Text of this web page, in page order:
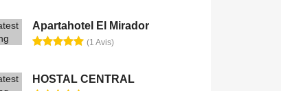
Apartahotel El Mirador
(1 Avis)
HOSTAL CENTRAL